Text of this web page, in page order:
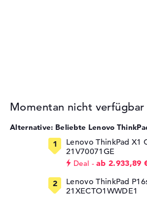
Momentan nicht verfügbar
Alternative: Beliebte Lenovo
Lenovo ThinkPad X1
21V70071GE
Deal
ab 2.933,89
Lenovo ThinkPad
21XECTO1WWDE1